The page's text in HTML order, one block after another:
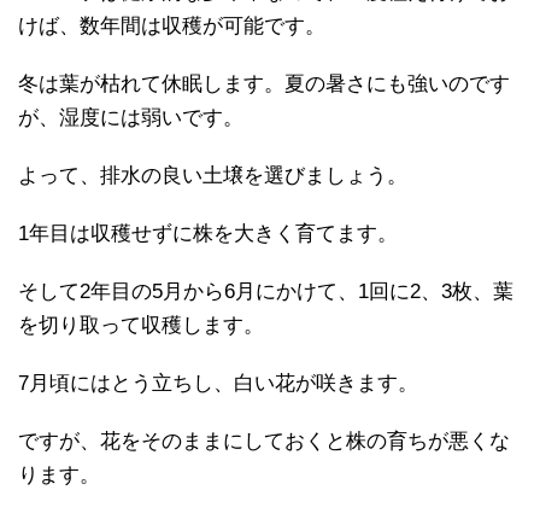
けば、数年間は収穫が可能です。
冬は葉が枯れて休眠します。夏の暑さにも強いのです
が、湿度には弱いです。
よって、排水の良い土壌を選びましょう。
1年目は収穫せずに株を大きく育てます。
そして2年目の5月から6月にかけて、1回に2、3枚、葉
を切り取って収穫します。
7月頃にはとう立ちし、白い花が咲きます。
ですが、花をそのままにしておくと株の育ちが悪くな
ります。